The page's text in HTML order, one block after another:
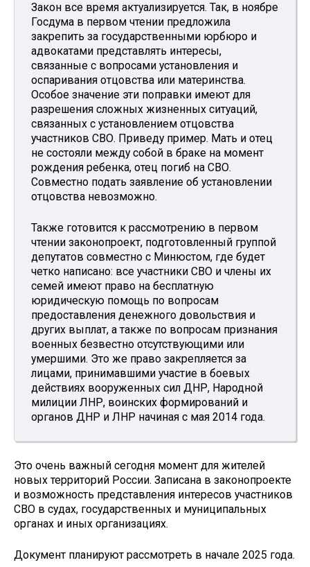
Закон все время актуализируется. Так, в ноябре
Госдума в первом чтении предложила
закрепить за государственными юрбюро и
адвокатами представлять интересы,
связанные с вопросами установления и
оспаривания отцовства или материнства.
Особое значение эти поправки имеют для
разрешения сложных жизненных ситуаций,
связанных с установлением отцовства
участников СВО. Приведу пример. Мать и отец
не состояли между собой в браке на момент
рождения ребенка, отец погиб на СВО.
Совместно подать заявление об установлении
отцовства невозможно.
Также готовится к рассмотрению в первом
чтении законопроект, подготовленный группой
депутатов совместно с Минюстом, где будет
четко написано: все участники СВО и члены их
семей имеют право на бесплатную
юридическую помощь по вопросам
предоставления денежного довольствия и
других выплат, а также по вопросам признания
военных безвестно отсутствующими или
умершими. Это же право закрепляется за
лицами, принимавшими участие в боевых
действиях вооруженных сил ДНР, Народной
милиции ЛНР, воинских формирований и
органов ДНР и ЛНР начиная с мая 2014 года.
Это очень важный сегодня момент для жителей
новых территорий России. Записана в законопроекте
и возможность представления интересов участников
СВО в судах, государственных и муниципальных
органах и иных организациях.
Документ планируют рассмотреть в начале 2025 года.